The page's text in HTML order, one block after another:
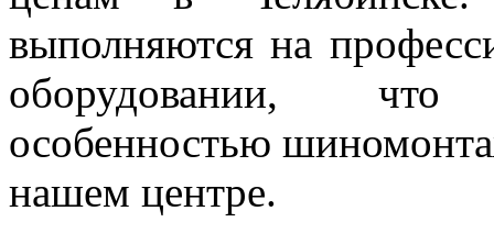
выполняются на
оборудовании, что
особенностью
нашем центре.